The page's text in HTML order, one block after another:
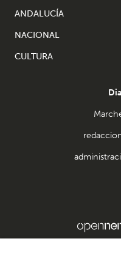
ANDALUCÍA
NACIONAL
CULTURA